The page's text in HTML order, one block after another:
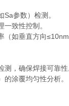
参数）检测。
致性控制。
如垂直方向≤10nm
，确保焊接可靠性
涂覆均匀性分析。